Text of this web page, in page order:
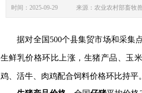
时间：2025-09-29 来源：农业农村部畜
据对全国500个县集贸市场和采集
生鲜乳价格环比上涨，生猪产品 、玉
鸡、活牛、肉鸡配合饲料价格环比持平。